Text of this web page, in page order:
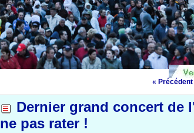
« Précédent
Dernier grand concert de
ne pas rater !